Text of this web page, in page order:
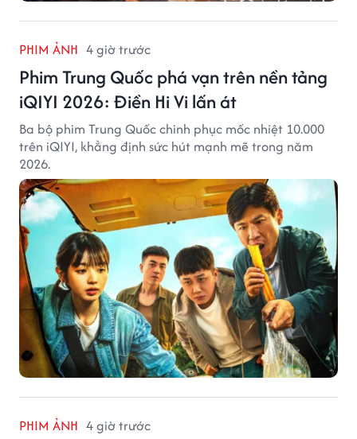
PHIM ẢNH 4 giờ trước
Phim Trung Quốc phá vạn trên nền tảng
iQIYI 2026: Điền Hi Vi lấn át
Ba bộ phim Trung Quốc chinh phục mốc nhiệt 10.000
trên iQIYI, khẳng định sức hút mạnh mẽ trong năm
2026.
PHIM ẢNH 4 giờ trước